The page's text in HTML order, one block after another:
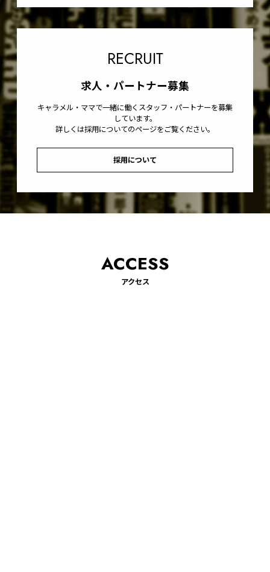
RECRUIT
求人・パートナー募集
キャラメル・ママで一緒に働くスタッフ・パートナーを募集
しています。
詳しくは採用についてのページをご覧ください。
採用について
ACCESS
アクセス